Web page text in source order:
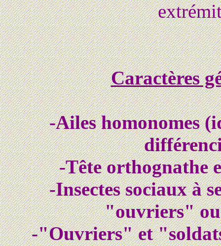
Caractères
-Ailes homonomes
-Tête orthognathe
-Insectes sociaux à
"ouvriers"
-"Ouvriers" et